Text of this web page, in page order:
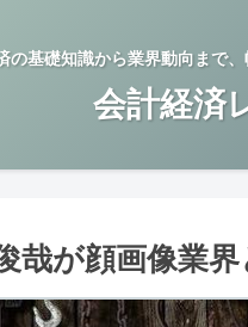
の基礎知識から業界動向まで
会計経済
哉が顔画像業